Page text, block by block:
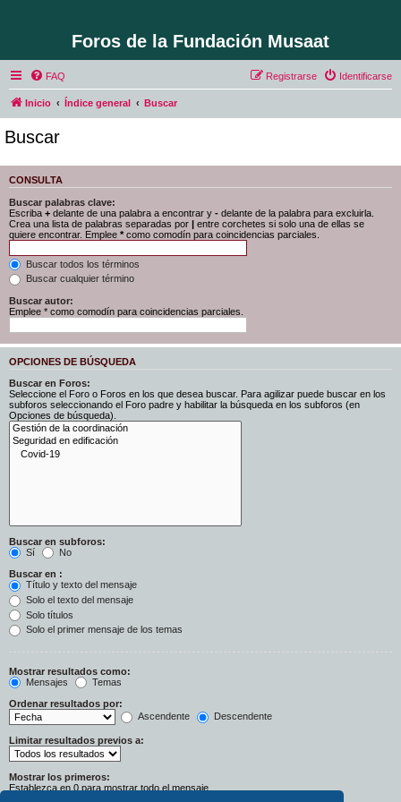
Foros de la Fundación Musaat
FAQ Identificarse
Registrarse
Inicio Índice general Buscar
Buscar
CONSULTA
Buscar palabras clave:
Escriba + delante de una palabra a encontrar y - delante de la palabra para excluirla.
Crea una lista de palabras separadas por | entre corchetes si solo una de ellas se
quiere encontrar. Emplee * como comodín para coincidencias parciales.
Buscar todos los términos
Buscar cualquier término
Buscar autor:
Emplee * como comodín para coincidencias parciales.
OPCIONES DE BÚSQUEDA
Buscar en Foros:
Seleccione el Foro o Foros en los que desea buscar. Para agilizar puede buscar en los
subforos seleccionando el Foro padre y habilitar la búsqueda en los subforos (en
Opciones de búsqueda).
Buscar en subforos:
Sí
No
Buscar en :
Título y texto del mensaje
Solo el texto del mensaje
Solo títulos
Solo el primer mensaje de los temas
Mostrar resultados como:
Mensajes
Temas
Ordenar resultados por:
Ascendente
Descendente
Limitar resultados previos a:
Mostrar los primeros:
Establezca en 0 para mostrar todo el mensaje.